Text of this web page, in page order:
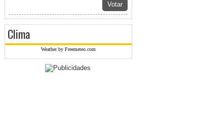
Votar
Clima
Weather by Freemeteo.com